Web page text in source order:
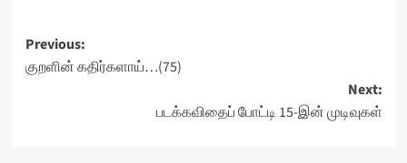
Post
navigation
Previous:
குறளின் கதிர்களாய்…(75)
Next:
படக்கவிதைப் போட்டி 15-இன் முடிவுகள்